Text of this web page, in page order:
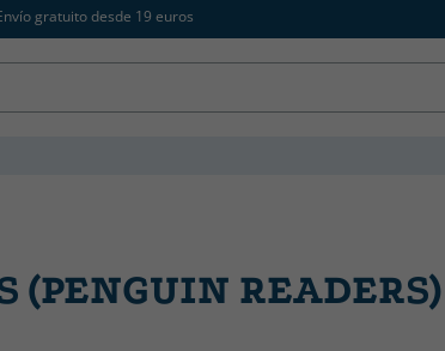
gratuito desde 19 euros
(PENGUIN READERS)